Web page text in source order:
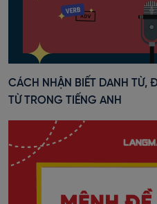
CÁCH NHẬN BIẾT DANH TỪ,
TỪ TRONG TIẾNG ANH